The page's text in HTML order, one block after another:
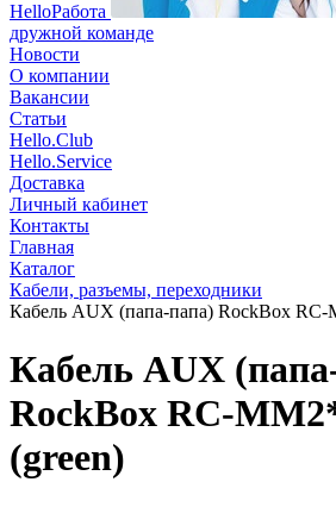
HelloРабота
дружной команде
Новости
О компании
Вакансии
Статьи
Hello.Club
Hello.Service
Доставка
Личный кабинет
Контакты
Главная
Каталог
Кабели, разъемы, переходники
Кабель AUX (папа-папа) RockBox RC-
Кабель AUX
RockBox RC-
(green)